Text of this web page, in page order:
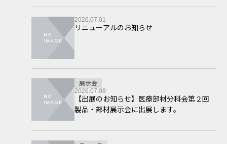
2026.07.01
リニューアルのお知らせ
展示会
2026.07.08
【出展のお知らせ】医療部材分科会第２回
製品・部材展示会に出展します。